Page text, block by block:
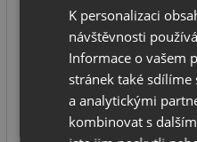
Pyramis kompletní
K personalizaci
návštěvnosti
Informace o vašem
stránek také
a analytickými
kombinovat s